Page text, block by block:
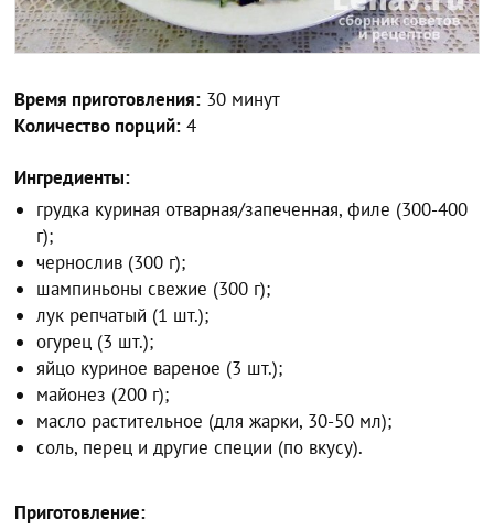
Время приготовления: 30 минут
Количество порций: 4
Ингредиенты:
грудка куриная отварная/запеченная, филе (300-400
г);
чернослив (300 г);
шампиньоны свежие (300 г);
лук репчатый (1 шт.);
огурец (3 шт.);
яйцо куриное вареное (3 шт.);
майонез (200 г);
масло растительное (для жарки, 30-50 мл);
соль, перец и другие специи (по вкусу).
Приготовление: